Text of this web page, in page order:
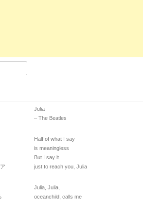
Julia
– The Beatles
Half of what I say
is meaningless
But I say it
just to reach you, Julia
Julia, Julia,
oceanchild, calls me